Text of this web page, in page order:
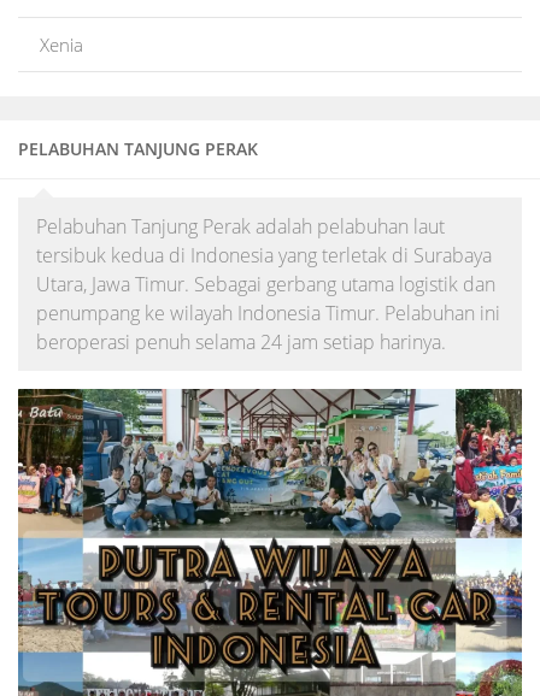
PELABUHAN TANJUNG PERAK
Pelabuhan Tanjung Perak adalah pelabuhan laut
tersibuk kedua di Indonesia yang terletak di Surabaya
Utara, Jawa Timur. Sebagai gerbang utama logistik dan
penumpang ke wilayah Indonesia Timur. Pelabuhan ini
beroperasi penuh selama 24 jam setiap harinya.
Xenia